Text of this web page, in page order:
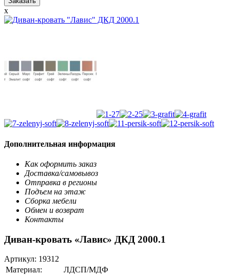
x
Дополнительная информация
Как оформить заказ
Доставка/самовывоз
Отправка в регионы
Подъем на этаж
Сборка мебели
Обмен и возврат
Контакты
Диван-кровать «Лавис» ДКД 2000.1
Артикул: 19312
Материал:
ЛДСП/МДФ